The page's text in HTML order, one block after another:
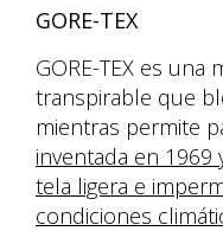
GORE-TEX
GORE-TEX es
transpirable que
mientras permite
inventada en 1969
tela ligera e
condiciones